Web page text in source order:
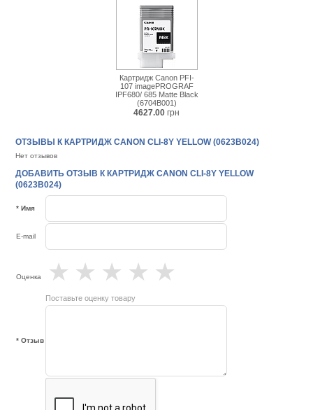
Картридж Canon PFI-
107 imagePROGRAF
IPF680/ 685 Matte Black
(6704B001)
4627.00 грн
ОТЗЫВЫ К КАРТРИДЖ CANON CLI-8Y YELLOW (0623B024)
Нет отзывов
ДОБАВИТЬ ОТЗЫВ К КАРТРИДЖ CANON CLI-8Y YELLOW
(0623B024)
* Имя
E-mail
Оценка ★
★
★
★
★
Поставьте оценку товару
* Отзыв